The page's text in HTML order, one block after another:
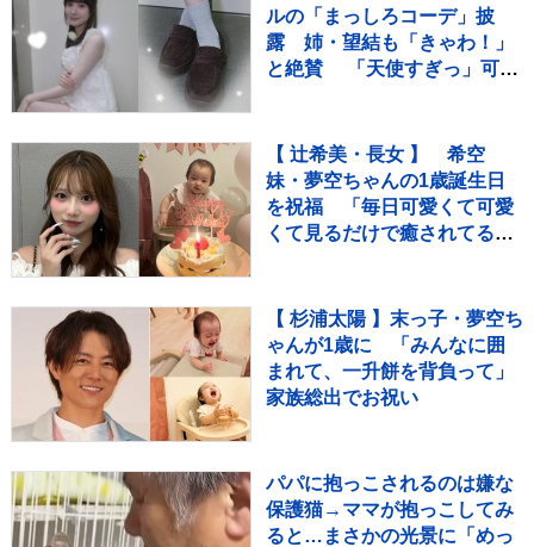
ルの「まっしろコーデ」披
露 姉・望結も「きゃわ！」
と絶賛 「天使すぎっ」可愛
【 辻希美・長女 】 希空
妹・夢空ちゃんの1歳誕生日
を祝福 「毎日可愛くて可愛
くて見るだけで癒されてる
【 杉浦太陽 】末っ子・夢空ち
ゃんが1歳に 「みんなに囲
まれて、一升餅を背負って」
家族総出でお祝い
パパに抱っこされるのは嫌な
保護猫→ママが抱っこしてみ
ると…まさかの光景に「めっ